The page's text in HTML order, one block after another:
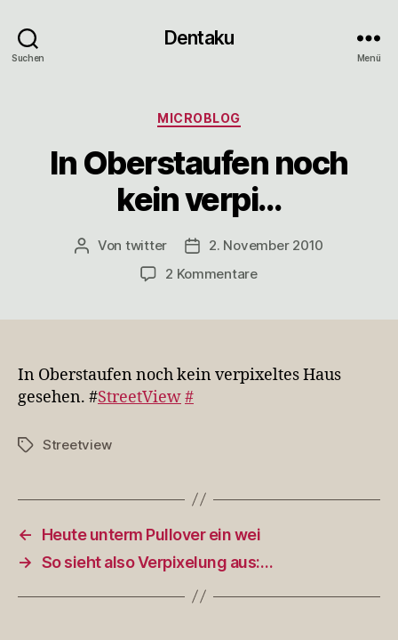
Suchen
Dentaku
Menü
Kategorien
MICROBLOG
In Oberstaufen noch
kein verpi…
Beitragsautor
Von twitter Veröffentlichungsdatum
2. November 2010
2 Kommentarezu
verpi…
In Oberstaufen noch kein verpixeltes Haus
gesehen. #StreetView#
Schlagwörter
Streetview
←
Heute unterm Pullover ein wei
→ So sieht also Verpixelung aus:…